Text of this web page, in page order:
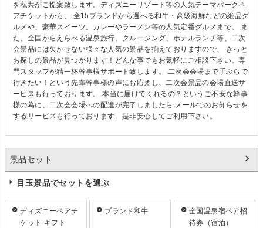
を私共がご提案致します。ディズニーリゾート等の人気テーマパークペ
アチケットから、 全15ブランドから選べる和牛・高級海鮮などの絶品グ
ルメや、豪華スイーツ。カレーやラーメン等の人気定番グルメまで。 ま
た、全国からえらべる温泉旅行、クルージング、ホテルランチ等、二次
会景品には欠かせない様々な人気の景品を揃えておりますので、 きっと
お探しの景品が見つかります！どんな事でもお気軽にご相談下さい。専
門スタッフが精一杯幹事様サポート致します。 二次会会場まで手ぶらで
行きたい！という先輩幹事様の声にお応えし、二次会景品の会場直送サ
ービスも行っております。 本当に届けてくれるの？というご不安な幹事
様の為に、二次会会場への配達が完了しましたら メールでのお知らせを
するサービスも行っております。是非安心してご利用下さい。
景品セット
目玉景品でセットを選ぶ
ディズニーペアチ
ケット ギフト
ブランド和牛
全国温泉宿ペア招
待券（宿泊）